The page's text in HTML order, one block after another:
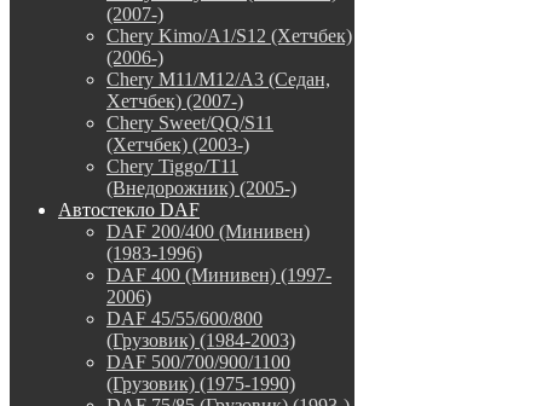
(2007-)
Chery Kimo/A1/S12 (Хетчбек)
(2006-)
Chery M11/M12/A3 (Седан,
Хетчбек) (2007-)
Chery Sweet/QQ/S11
(Хетчбек) (2003-)
Chery Tiggo/T11
(Внедорожник) (2005-)
Автостекло DAF
DAF 200/400 (Минивен)
(1983-1996)
DAF 400 (Минивен) (1997-
2006)
DAF 45/55/600/800
(Грузовик) (1984-2003)
DAF 500/700/900/1100
(Грузовик) (1975-1990)